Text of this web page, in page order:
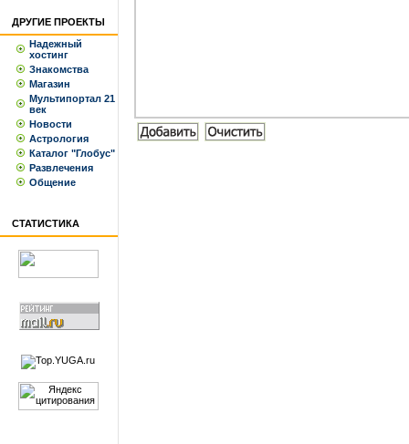
ДРУГИЕ ПРОЕКТЫ
Надежный
хостинг
Знакомства
Магазин
Мультипортал 21
век
Новости
Астрология
Каталог "Глобус"
Развлечения
Общение
СТАТИСТИКА